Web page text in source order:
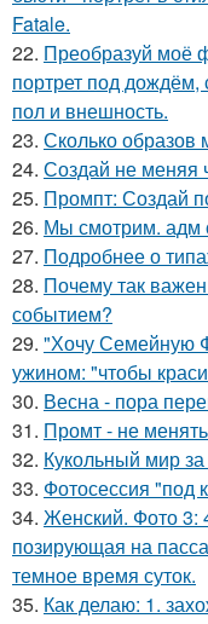
Fatale.
22. Преобразуй моё
портрет под дождём,
пол и внешность.
23. Сколько образов
24. Создай не меняя
25. Промпт: Создай
26. Мы смотрим. адм
27. Подробнее о
28. Почему так
событием?
29. "Хочу Семейную
ужином: "чтобы
30. Весна - пора
31. Промт - не
32. Кукольный мир
33. Фотосессия "под
34. Женский. Фото 3:
позирующая на
темное время суток.
35. Как делаю: 1.